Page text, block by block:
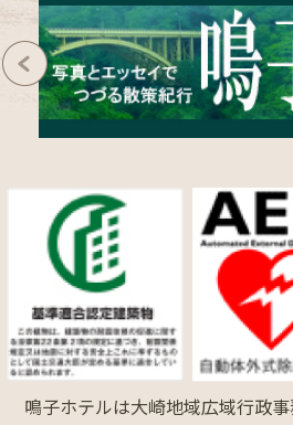
鳴子ホテルは大崎地域広域行政